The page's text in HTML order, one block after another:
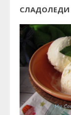
СЛАДОЛЕДИ